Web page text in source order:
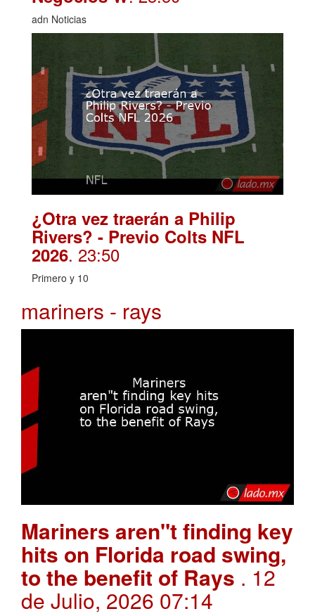
adn Noticias
¿Otra vez traerán a Philip
Rivers? - Previo Colts NFL
2026. 23:50
Primero y 10
mariners - rays
Mariners aren"t finding key
hits on Florida road swing,
to the benefit of Rays . 12
de Julio, 2026 07:14